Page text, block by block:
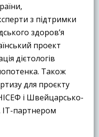
з підтримки
здоров’я
проект
дієтологів
Також
для проєкту
і Швейцарсько-
IT-партнером